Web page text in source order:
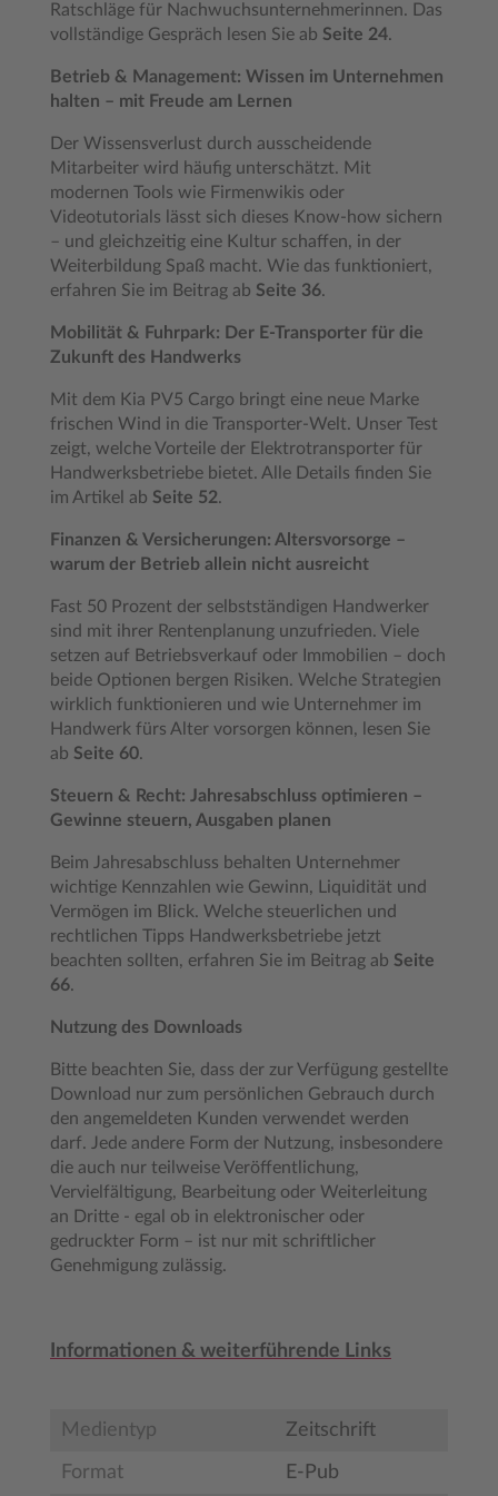
Ratschläge für Nachwuchsunternehmerinnen. Das
vollständige Gespräch lesen Sie ab Seite 24.
Betrieb & Management: Wissen im Unternehmen
halten – mit Freude am Lernen
Der Wissensverlust durch ausscheidende
Mitarbeiter wird häufig unterschätzt. Mit
modernen Tools wie Firmenwikis oder
Videotutorials lässt sich dieses Know-how sichern
– und gleichzeitig eine Kultur schaffen, in der
Weiterbildung Spaß macht. Wie das funktioniert,
erfahren Sie im Beitrag ab Seite 36.
Mobilität & Fuhrpark: Der E-Transporter für die
Zukunft des Handwerks
Mit dem Kia PV5 Cargo bringt eine neue Marke
frischen Wind in die Transporter-Welt. Unser Test
zeigt, welche Vorteile der Elektrotransporter für
Handwerksbetriebe bietet. Alle Details finden Sie
im Artikel ab Seite 52.
Finanzen & Versicherungen: Altersvorsorge –
warum der Betrieb allein nicht ausreicht
Fast 50 Prozent der selbstständigen Handwerker
sind mit ihrer Rentenplanung unzufrieden. Viele
setzen auf Betriebsverkauf oder Immobilien – doch
beide Optionen bergen Risiken. Welche Strategien
wirklich funktionieren und wie Unternehmer im
Handwerk fürs Alter vorsorgen können, lesen Sie
ab Seite 60.
Steuern & Recht: Jahresabschluss optimieren –
Gewinne steuern, Ausgaben planen
Beim Jahresabschluss behalten Unternehmer
wichtige Kennzahlen wie Gewinn, Liquidität und
Vermögen im Blick. Welche steuerlichen und
rechtlichen Tipps Handwerksbetriebe jetzt
beachten sollten, erfahren Sie im Beitrag ab Seite
66.
Nutzung des Downloads
Bitte beachten Sie, dass der zur Verfügung gestellte
Download nur zum persönlichen Gebrauch durch
den angemeldeten Kunden verwendet werden
darf. Jede andere Form der Nutzung, insbesondere
die auch nur teilweise Veröffentlichung,
Vervielfältigung, Bearbeitung oder Weiterleitung
an Dritte - egal ob in elektronischer oder
gedruckter Form – ist nur mit schriftlicher
Genehmigung zulässig.
Informationen & weiterführende Links
Medientyp Zeitschrift
Format E-Pub